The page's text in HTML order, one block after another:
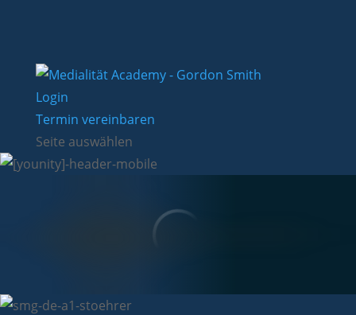
Login
Termin vereinbaren
Seite auswählen